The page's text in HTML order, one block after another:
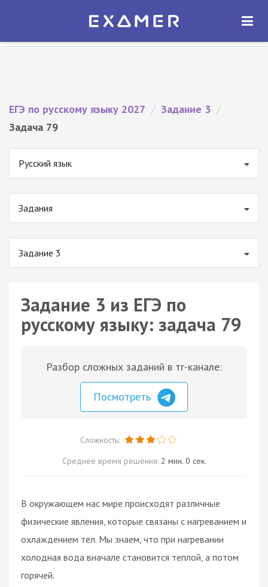
Экзамер — ЕГЭ 2027
ОТКРЫТЬ
ЕГЭ по русскому языку 2027 / Задание 3 /
Задача 79
Русский язык
Задания
Задание 3
Задание 3 из ЕГЭ по
русскому языку: задача 79
Разбор сложных заданий в тг-канале:
Посмотреть
Сложность:
Среднее время решения: 2 мин. 0 сек.
В окружающем нас мире происходят различные
физические явления, которые связаны с нагреванием и
охлаждением тел. Мы знаем, что при нагревании
холодная вода вначале становится теплой, а потом
горячей.